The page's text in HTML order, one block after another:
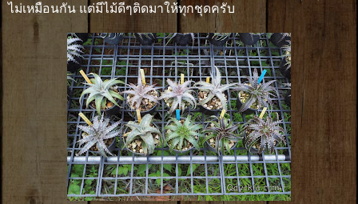
ไม่เหมือนกัน แต่มีไม้ดีๆติดมาให้ทุกชุดครับ